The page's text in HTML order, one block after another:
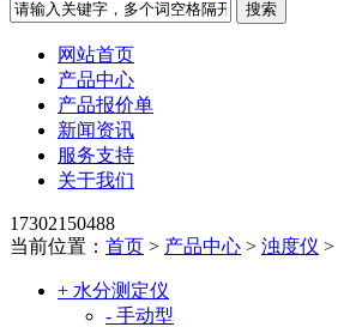
网站首页
产品中心
产品报价单
新闻资讯
服务支持
关于我们
17302150488
当前位置： 首页 > 产品中心 > 浊度仪 >
+ 水分测定仪
- 手动型